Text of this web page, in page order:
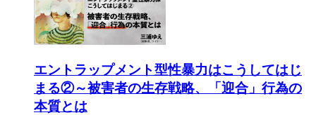
エントラップメント型性暴力はこうしてはじ
まる②～被害者の生存戦略、「迎合」行為の
本質とは